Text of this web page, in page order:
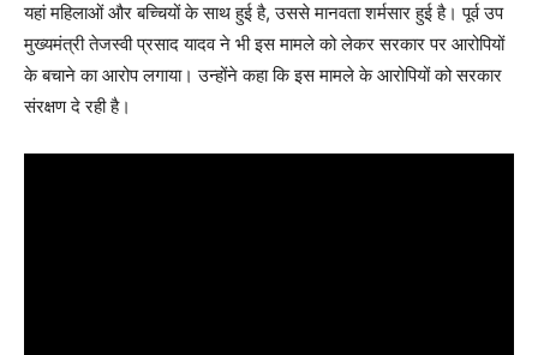
यहां महिलाओं और बच्चियों के साथ हुई है, उससे मानवता शर्मसार हुई है। पूर्व उप
मुख्यमंत्री तेजस्वी प्रसाद यादव ने भी इस मामले को लेकर सरकार पर आरोपियों
के बचाने का आरोप लगाया। उन्होंने कहा कि इस मामले के आरोपियों को सरकार
संरक्षण दे रही है।